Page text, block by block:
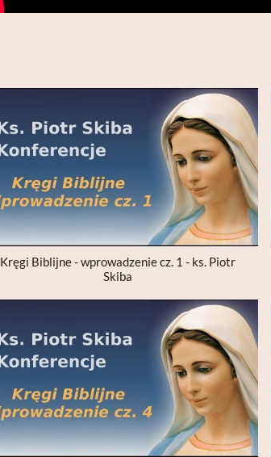
Kręgi Biblijne - wprowadzenie cz. 1 - ks. Piotr
Skiba